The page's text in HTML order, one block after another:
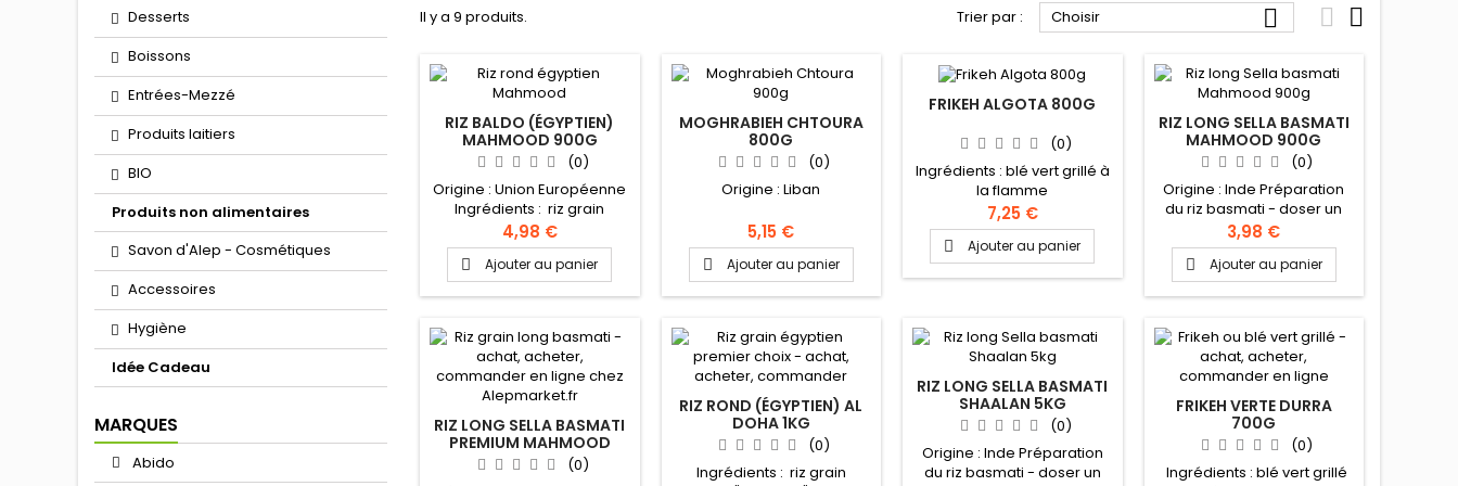
Desserts
Boissons
Entrées-Mezzé
Produits laitiers
BIO
Produits non alimentaires
Savon d'Alep - Cosmétiques
Accessoires
Hygiène
Idée Cadeau
MARQUES
Abido
Il y a 9 produits. Trier par : Choisir   
RIZ BALDO (ÉGYPTIEN)
MAHMOOD 900G
(0)
Origine : Union Européenne
Ingrédients : riz grain
"egyptien"
4,98 €
 Ajouter au panier
MOGHRABIEH CHTOURA
800G
(0)
Origine : Liban
5,15 €
 Ajouter au panier
FRIKEH ALGOTA 800G
(0)
Ingrédients : blé vert grillé à
la flamme
7,25 €
 Ajouter au panier
RIZ LONG SELLA BASMATI
MAHMOOD 900G
(0)
Origine : Inde Préparation
du riz basmati - doser un
volume de riz - laver à
l'aide d'une passoire -
tremper dans un récipient
rempli d'eau tiède pendant
puis égoutter - faire bouillir
dans une casserole à fond
épais 1 volume et 3/4 d'eau
- saler, ajouter une noix
de beurre clarifié (ghee,
smen) - verser le riz dans
l'eau...
3,98 €
 Ajouter au panier
RIZ LONG SELLA BASMATI
PREMIUM MAHMOOD
4.5KG
(0)
RIZ ROND (ÉGYPTIEN) AL
DOHA 1KG
(0)
Ingrédients : riz grain
RIZ LONG SELLA BASMATI
SHAALAN 5KG
(0)
Origine : Inde Préparation
du riz basmati - doser un
FRIKEH VERTE DURRA
700G
(0)
Ingrédients : blé vert grillé